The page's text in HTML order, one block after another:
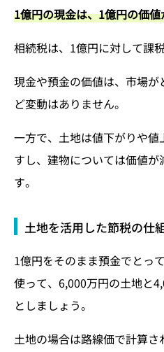
1億円の現金は、1億円の価
相続税は、1億円に対して課
現金や預金の価値は、市場
ど変動はありません。
一方で、土地は値下がりや
すし、建物については価値
す。
土地を活用した節税の仕
1億円をそのまま預金でとっ
使って、6,000万円の土地と
としましょう。
土地の場合は路線価で計算